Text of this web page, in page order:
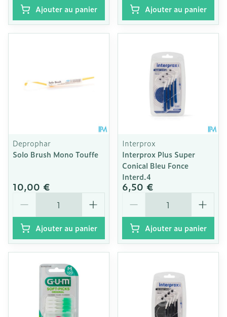
Ajouter au panier Ajouter au panier
Deprophar
Solo Brush Mono Touffe
10,00 €
Ajouter au panier
Interprox
Interprox Plus Super
Conical Bleu Fonce
Interd.4
6,50 €
Ajouter au panier